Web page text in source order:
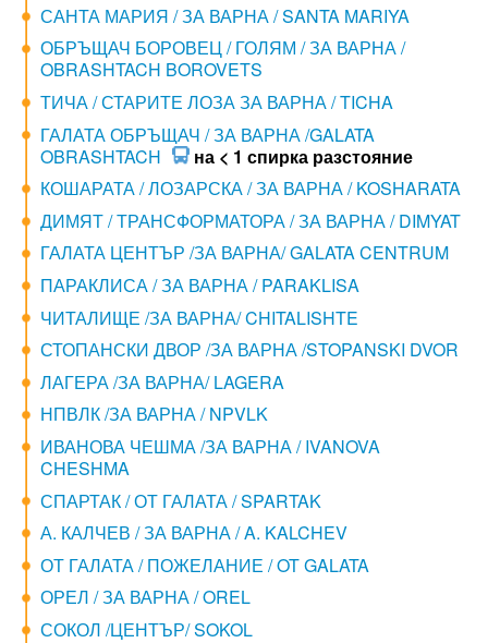
САНТА МАРИЯ / ЗА ВАРНА / SANTA MARIYA
ОБРЪЩАЧ БОРОВЕЦ / ГОЛЯМ / ЗА ВАРНА /
OBRASHTACH BOROVETS
ТИЧА / СТАРИТЕ ЛОЗА ЗА ВАРНА / TICHA
ГАЛАТА ОБРЪЩАЧ / ЗА ВАРНА /GALATA
OBRASHTACH
на < 1 спирка разстояние
КОШАРАТА / ЛОЗАРСКА / ЗА ВАРНА / KOSHARATA
ДИМЯТ / ТРАНСФОРМАТОРА / ЗА ВАРНА / DIMYAT
ГАЛАТА ЦЕНТЪР /ЗА ВАРНА/ GALATA CENTRUM
ПАРАКЛИСА / ЗА ВАРНА / PARAKLISA
ЧИТАЛИЩЕ /ЗА ВАРНА/ CHITALISHTE
СТОПАНСКИ ДВОР /ЗА ВАРНА /STOPANSKI DVOR
ЛАГЕРА /ЗА ВАРНА/ LAGERA
НПВЛК /ЗА ВАРНА / NPVLK
ИВАНОВА ЧЕШМА /ЗА ВАРНА / IVANOVA
CHESHMA
СПАРТАК / ОТ ГАЛАТА / SPARTAK
А. КАЛЧЕВ / ЗА ВАРНА / A. KALCHEV
ОТ ГАЛАТА / ПОЖЕЛАНИЕ / OT GALATA
ОРЕЛ / ЗА ВАРНА / OREL
СОКОЛ /ЦЕНТЪР/ SOKOL